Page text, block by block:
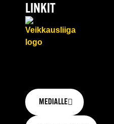
LINKIT
MEDIALLE